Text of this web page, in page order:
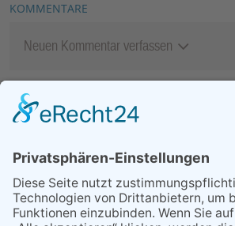
KOMMENTARE
Neuen Kommentar verfassen
MEIST GELESEN
Ladies – mehr als
Flohmarkt
07.08.2026
Regelmäßige
Veranstaltungen